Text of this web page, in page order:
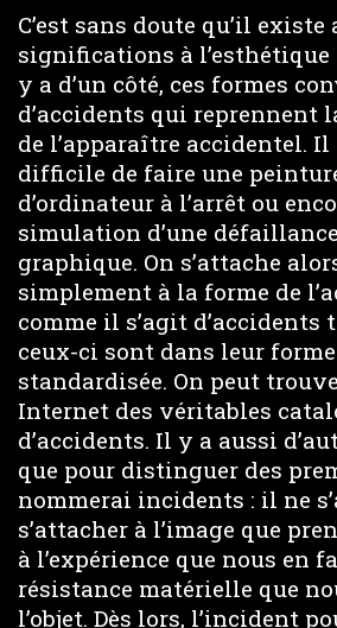
C’est sans doute qu’il
significations à
y a d’un côté, ces formes
d’accidents qui reprennent
de l’apparaître accidentel. Il
difficile de faire une
d’ordinateur à l’arrêt ou
simulation d’une
graphique. On s’attache
simplement à la forme de
comme il s’agit d’accidents
ceux-ci sont dans leur
standardisée. On peut
Internet des véritables
d’accidents. Il y a aussi
que pour distinguer des
nommerai incidents : il ne
s’attacher à l’image que
à l’expérience que nous en
résistance matérielle que
l’objet. Dès lors, l’incident